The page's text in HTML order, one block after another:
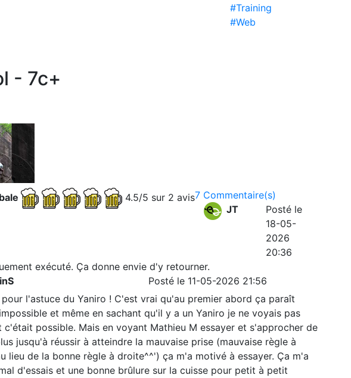
#Training
#Web
- 7c+
7 Commentaire(s)
4.5/5 sur 2 avis
JT
Posté le
18-05-
2026
20:36
exécuté. Ça donne envie d'y retourner.
Posté le 11-05-2026 21:56
l'astuce du Yaniro ! C'est vrai qu'au premier abord ça paraît
et même en sachant qu'il y a un Yaniro je ne voyais pas
c'était possible. Mais en voyant Mathieu M essayer et s'approcher de
jusqu'à réussir à atteindre la mauvaise prise (mauvaise règle à
lieu de la bonne règle à droite^^') ça m'a motivé à essayer. Ça m'a
d'essais et une bonne brûlure sur la cuisse pour petit à petit